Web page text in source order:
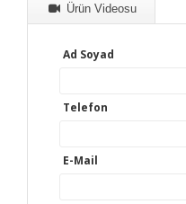
Ürün Videosu
Ad Soyad
Telefon
E-Mail